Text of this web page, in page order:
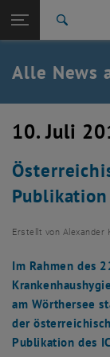
TU Login
Quicklinks
Quicklinks-Menü
Zurück: Subseiten
Zurück zur
TU Wien
Übersicht
Alle News
10. Juli
Erstellt von Alexander
Im Rahmen des
am Wörthersee
der
Publikation des